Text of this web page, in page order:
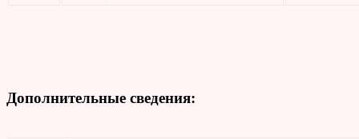
Дополнительные сведения: